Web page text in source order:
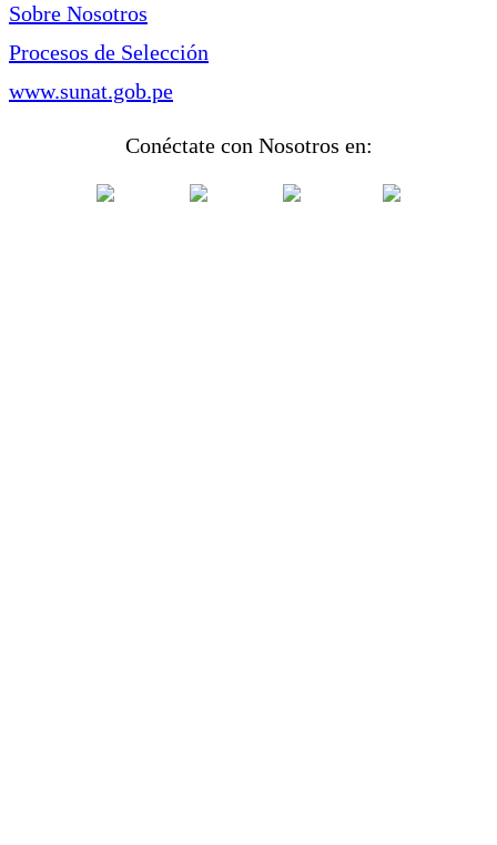
Sobre Nosotros
Procesos de Selección
www.sunat.gob.pe
Conéctate con Nosotros en: